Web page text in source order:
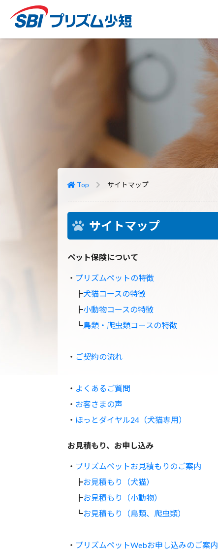
Top サイトマップ
サイトマップ
ペット保険について
・ プリズムペットの特徴
┣犬猫コースの特徴
┣小動物コースの特徴
┗鳥類・爬虫類コースの特徴
・ ご契約の流れ
・ よくあるご質問
・ お客さまの声
・ ほっとダイヤル24（犬猫専用）
お見積もり、お申し込み
・ プリズムペットお見積もりのご案内
┣お見積もり（犬猫）
┣お見積もり（小動物）
┗お見積もり（鳥類、爬虫類）
・ プリズムペットWebお申し込みのご案内